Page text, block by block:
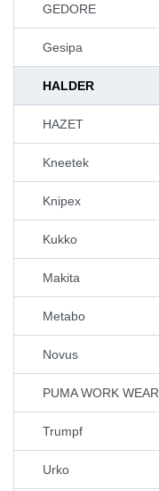
GEDORE
Gesipa
HALDER
HAZET
Kneetek
Knipex
Kukko
Makita
Metabo
Novus
PUMA WORK WEAR
Trumpf
Urko